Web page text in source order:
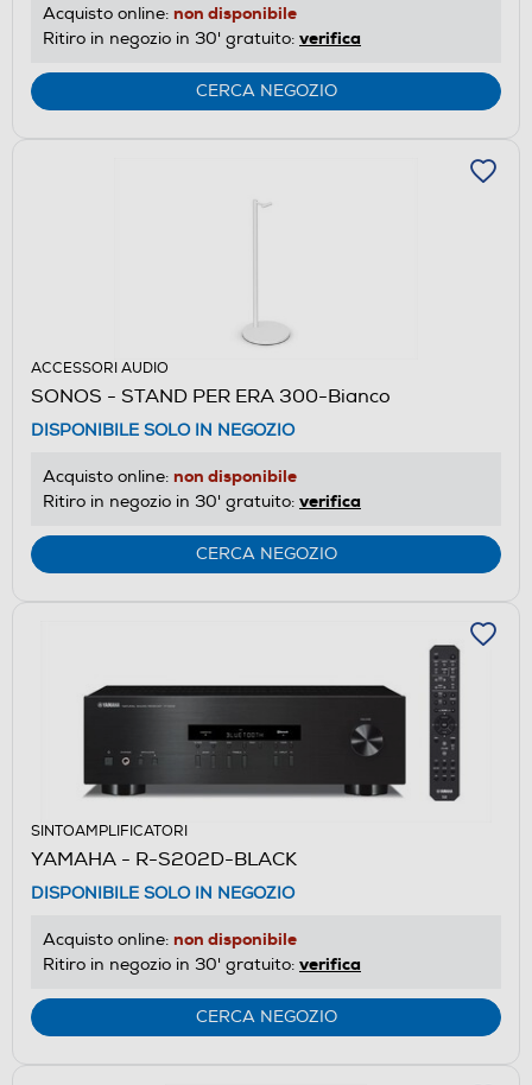
Acquisto online: non disponibile
Ritiro in negozio in 30' gratuito: verifica
CERCA NEGOZIO
ACCESSORI AUDIO
SONOS - STAND PER ERA 300-Bianco
DISPONIBILE SOLO IN NEGOZIO
Acquisto online: non disponibile
Ritiro in negozio in 30' gratuito: verifica
CERCA NEGOZIO
SINTOAMPLIFICATORI
YAMAHA - R-S202D-BLACK
DISPONIBILE SOLO IN NEGOZIO
Acquisto online: non disponibile
Ritiro in negozio in 30' gratuito: verifica
CERCA NEGOZIO